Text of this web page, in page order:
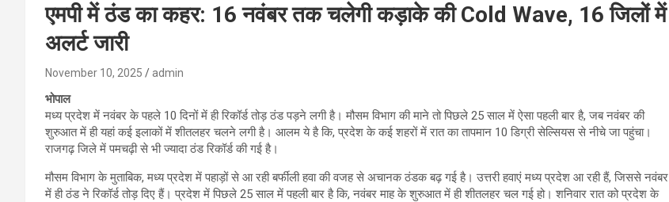
एमपी में ठंड का कहर: 16 नवंबर तक चलेगी कड़ाके की Cold Wave, 16 जिलों में
अलर्ट जारी
November 10, 2025 admin
भोपाल
मध्य प्रदेश में नवंबर के पहले 10 दिनों में ही रिकॉर्ड तोड़ ठंड पड़ने लगी है। मौसम विभाग की माने तो पिछले 25 साल में ऐसा पहली बार है, जब नवंबर की
शुरुआत में ही यहां कई इलाकों में शीतलहर चलने लगी है। आलम ये है कि, प्रदेश के कई शहरों में रात का तापमान 10 डिग्री सेल्सियस से नीचे जा पहुंचा।
राजगढ़ जिले में पमचढ़ी से भी ज्यादा ठंड रिकॉर्ड की गई है।
मौसम विभाग के मुताबिक, मध्य प्रदेश में पहाड़ों से आ रही बर्फीली हवा की वजह से अचानक ठंडक बढ़ गई है। उत्तरी हवाएं मध्य प्रदेश आ रही हैं, जिससे नवंबर
में ही ठंड ने रिकॉर्ड तोड़ दिए हैं। प्रदेश में पिछले 25 साल में पहली बार है कि, नवंबर माह के शुरुआत में ही शीतलहर चल गई हो। शनिवार रात को प्रदेश के